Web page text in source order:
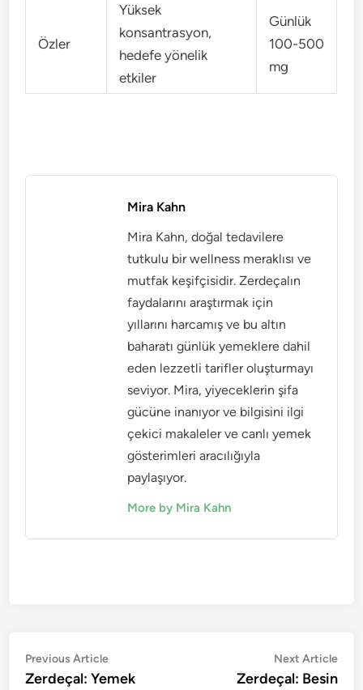
Özler
Yüksek
konsantrasyon,
hedefe yönelik
etkiler
Günlük
100-500
mg
Mira Kahn
Mira Kahn, doğal tedavilere
tutkulu bir wellness meraklısı ve
mutfak keşifçisidir. Zerdeçalın
faydalarını araştırmak için
yıllarını harcamış ve bu altın
baharatı günlük yemeklere dahil
eden lezzetli tarifler oluşturmayı
seviyor. Mira, yiyeceklerin şifa
gücüne inanıyor ve bilgisini ilgi
çekici makaleler ve canlı yemek
gösterimleri aracılığıyla
paylaşıyor.
More by Mira Kahn
Post
navigation
Previous ArticlePrevious
article:
Zerdeçal: Yemek
Next Article
Zerdeçal: Besin